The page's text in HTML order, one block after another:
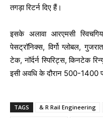
तगड़ा रिटर्न दिए हैं।
इसके अलावा आरएमसी
पेसट्रॉनिक्स, विर्गो ग्लोबल,
टेक, नॉर्दर्न स्पिरिट्स, किनटेक
इसी अवधि के दौरान 500-1400
TAGS & R Rail Engineering